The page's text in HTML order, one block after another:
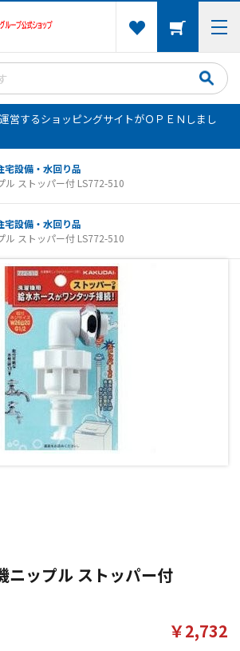
営するショッピングサイトがＯＰＥＮしまし
宅設備・水回り品
ル ストッパー付 LS772-510
宅設備・水回り品
ル ストッパー付 LS772-510
ニップル ストッパー付
￥2,732